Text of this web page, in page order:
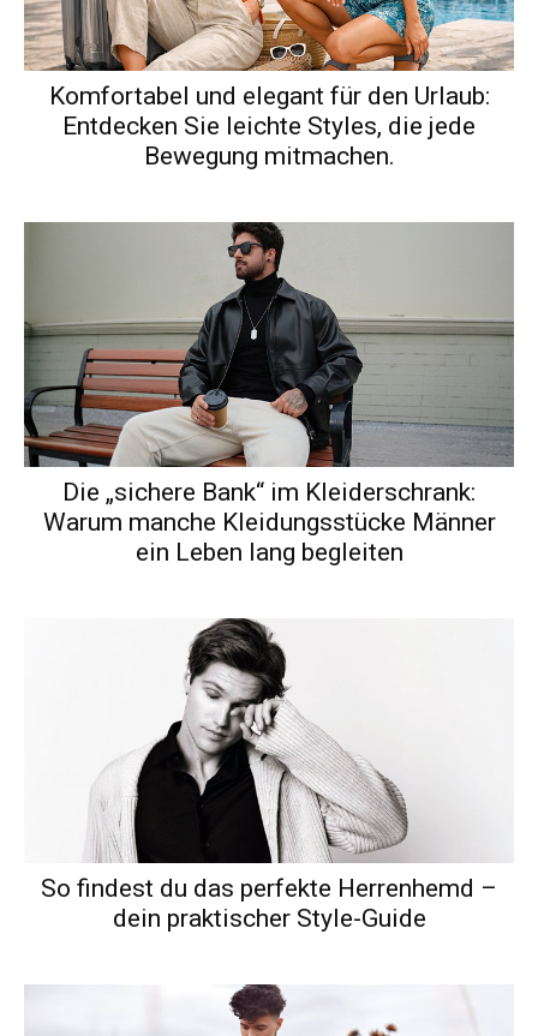
Komfortabel und elegant für den Urlaub:
Entdecken Sie leichte Styles, die jede
Bewegung mitmachen.
Die „sichere Bank“ im Kleiderschrank:
Warum manche Kleidungsstücke Männer
ein Leben lang begleiten
So findest du das perfekte Herrenhemd –
dein praktischer Style-Guide